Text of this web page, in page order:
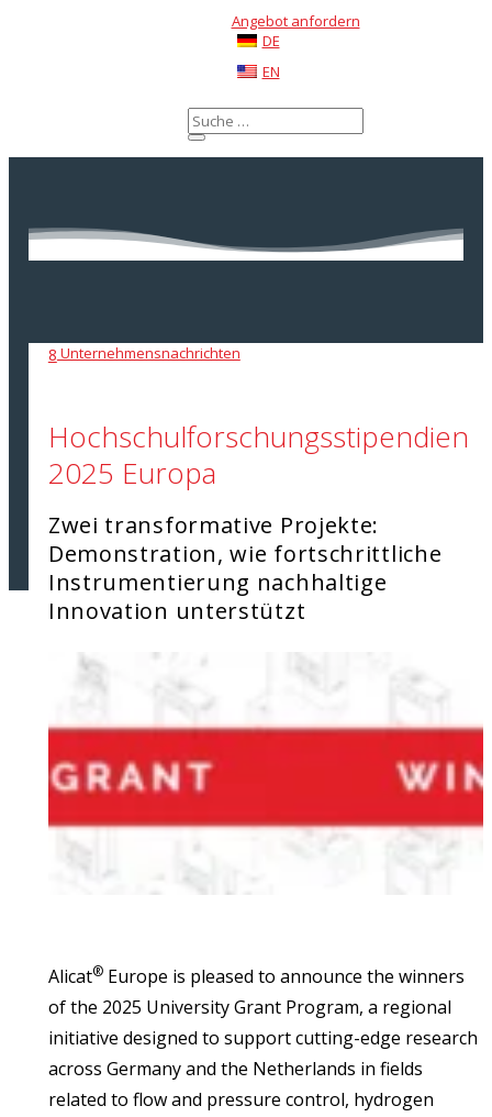
Angebot anfordern
DE
EN
8Unternehmensnachrichten
Hochschulforschungsstipendien
2025 Europa
Zwei transformative Projekte:
Demonstration, wie fortschrittliche
Instrumentierung nachhaltige
Innovation unterstützt
Alicat®Europe is pleased to announce the winners
of the 2025 University Grant Program, a regional
initiative designed to support cutting-edge research
across Germany and the Netherlands in fields
related to flow and pressure control, hydrogen